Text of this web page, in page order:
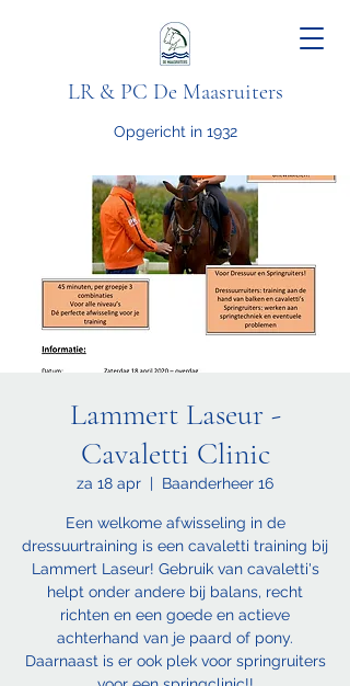
LR & PC De Maasruiters
Opgericht in 1932
Lammert Laseur -
Cavaletti Clinic
za 18 apr
  |
Baanderheer 16
Een welkome afwisseling in de
dressuurtraining is een cavaletti training bij
Lammert Laseur! Gebruik van cavaletti's
helpt onder andere bij balans, recht
richten en een goede en actieve
achterhand van je paard of pony.
Daarnaast is er ook plek voor springruiters